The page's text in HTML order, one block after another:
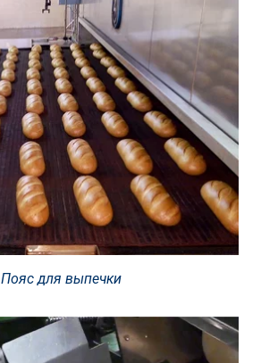
Пояс для выпечки